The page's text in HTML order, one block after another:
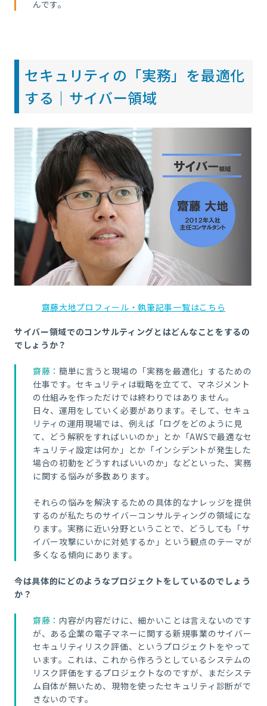
んです。
セキュリティの「実務」を最適化
する｜サイバー領域
齋藤大地プロフィール・執筆記事一覧はこちら
サイバー領域でのコンサルティングとはどんなことをするの
でしょうか？
齋藤： 簡単に言うと現場の「実務を最適化」するための
仕事です。セキュリティは戦略を立てて、マネジメント
の仕組みを作っただけでは終わりではありません。
日々、運用をしていく必要があります。そして、セキュ
リティの運用現場では、例えば「ログをどのように見
て、どう解釈をすればいいのか」とか「AWSで最適なセ
キュリティ設定は何か」とか「インシデントが発生した
場合の初動をどうすればいいのか」などといった、実務
に関する悩みが多数あります。
それらの悩みを解決するための具体的なナレッジを提供
するのが私たちのサイバーコンサルティングの領域にな
ります。実務に近い分野ということで、どうしても「サ
イバー攻撃にいかに対処するか」という観点のテーマが
多くなる傾向にあります。
今は具体的にどのようなプロジェクトをしているのでしょう
か？
齋藤： 内容が内容だけに、細かいことは言えないのです
が、ある企業の電子マネーに関する新規事業のサイバー
セキュリティリスク評価、というプロジェクトをやって
います。これは、これから作ろうとしているシステムの
リスク評価をするプロジェクトなのですが、まだシステ
ム自体が無いため、現物を使ったセキュリティ診断がで
きないのです。